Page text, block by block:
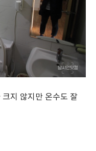
지 않지만 온수도 잘